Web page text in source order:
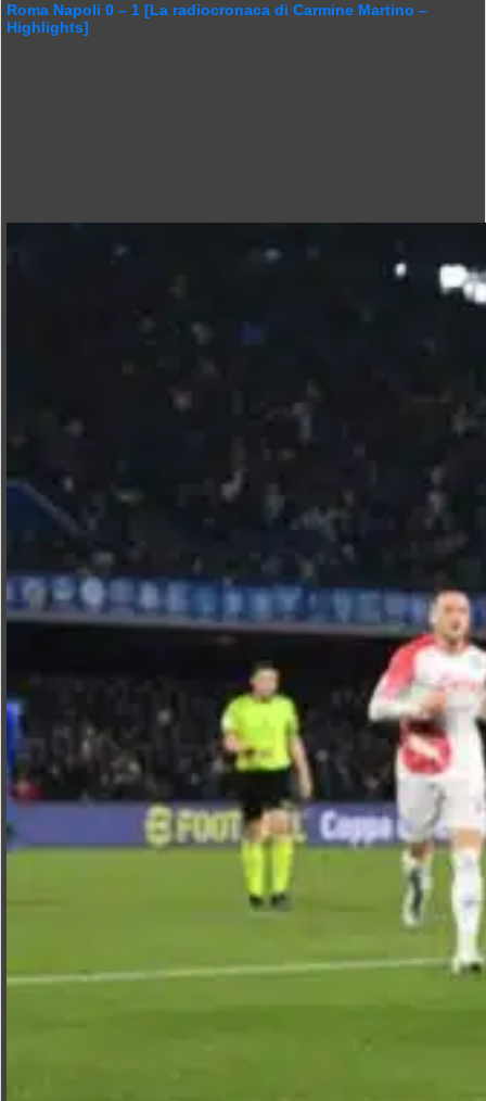
Roma Napoli 0 – 1 [La radiocronaca di Carmine Martino –
Highlights]